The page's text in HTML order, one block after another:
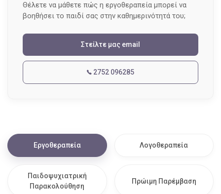
Θέλετε να μάθετε πώς η εργοθεραπεία μπορεί να
βοηθήσει το παιδί σας στην καθημερινότητά του;
Στείλτε μας email
2752 096285
Εργοθεραπεία Λογοθεραπεία
Παιδοψυχιατρική
Παρακολούθηση
Πρώιμη Παρέμβαση